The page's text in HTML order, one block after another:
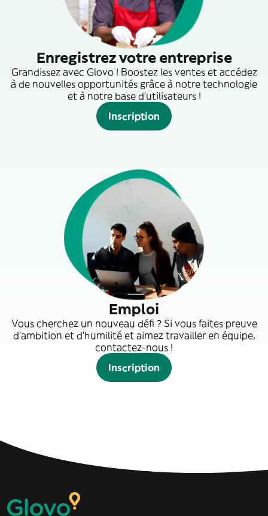
Enregistrez votre entreprise
Grandissez avec Glovo ! Boostez les ventes et accédez
à de nouvelles opportunités grâce à notre technologie
et à notre base d'utilisateurs !
Inscription
Emploi
Vous cherchez un nouveau défi ? Si vous faites preuve
d'ambition et d'humilité et aimez travailler en équipe,
contactez-nous !
Inscription